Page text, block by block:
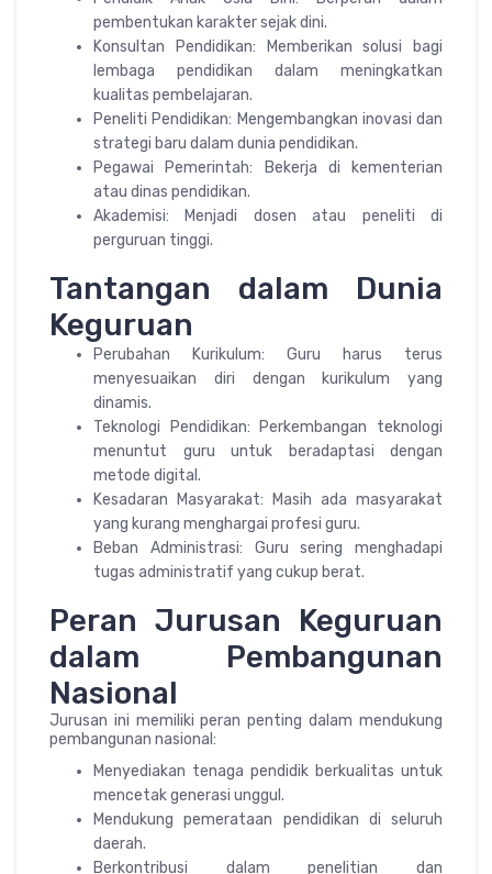
pembentukan karakter sejak dini.
Konsultan Pendidikan: Memberikan solusi bagi
lembaga pendidikan dalam meningkatkan
kualitas pembelajaran.
Peneliti Pendidikan: Mengembangkan inovasi dan
strategi baru dalam dunia pendidikan.
Pegawai Pemerintah: Bekerja di kementerian
atau dinas pendidikan.
Akademisi: Menjadi dosen atau peneliti di
perguruan tinggi.
Tantangan dalam Dunia
Keguruan
Perubahan Kurikulum: Guru harus terus
menyesuaikan diri dengan kurikulum yang
dinamis.
Teknologi Pendidikan: Perkembangan teknologi
menuntut guru untuk beradaptasi dengan
metode digital.
Kesadaran Masyarakat: Masih ada masyarakat
yang kurang menghargai profesi guru.
Beban Administrasi: Guru sering menghadapi
tugas administratif yang cukup berat.
Peran Jurusan Keguruan
dalam Pembangunan
Nasional
Jurusan ini memiliki peran penting dalam mendukung
pembangunan nasional:
Menyediakan tenaga pendidik berkualitas untuk
mencetak generasi unggul.
Mendukung pemerataan pendidikan di seluruh
daerah.
Berkontribusi dalam penelitian dan